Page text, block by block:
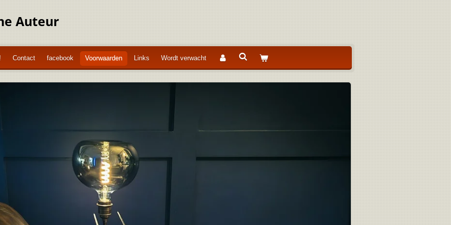
Auteur
Contact facebook Voorwaarden Links Wordt verwacht